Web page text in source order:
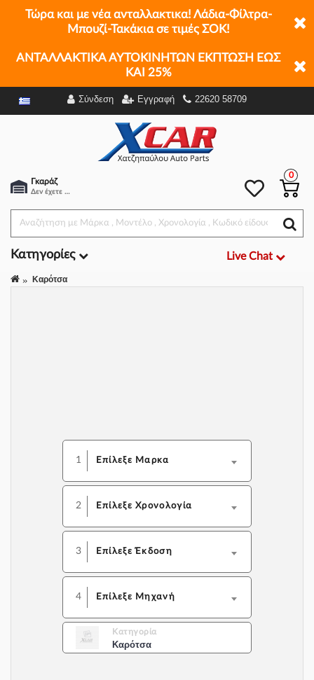
Τώρα και με νέα ανταλλακτικα! Λάδια-Φίλτρα-
Μπουζί-Τακάκια σε τιμές ΣΟΚ!
ΑΝΤΑΛΛΑΚΤΙΚΑ ΑΥΤΟΚΙΝΗΤΩΝ ΕΚΠΤΩΣΗ ΕΩΣ
ΚΑΙ 25%
Σύνδεση Εγγραφή 22620 58709
Γκαράζ
Δεν έχετε επιλέξει αμάξι.
0
Κατηγορίες Live Chat
Καρότσα
1 Επίλεξε Μαρκα
2 Επίλεξε Χρονολογία
3 Επίλεξε Έκδοση
4 Επίλεξε Μηχανή
Κατηγορία
Καρότσα
Φίλτρα